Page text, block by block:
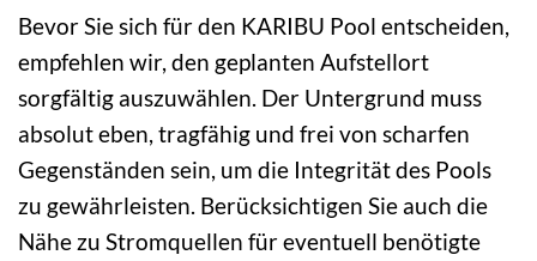
Bevor Sie sich für den KARIBU Pool entscheiden,
empfehlen wir, den geplanten Aufstellort
sorgfältig auszuwählen. Der Untergrund muss
absolut eben, tragfähig und frei von scharfen
Gegenständen sein, um die Integrität des Pools
zu gewährleisten. Berücksichtigen Sie auch die
Nähe zu Stromquellen für eventuell benötigte